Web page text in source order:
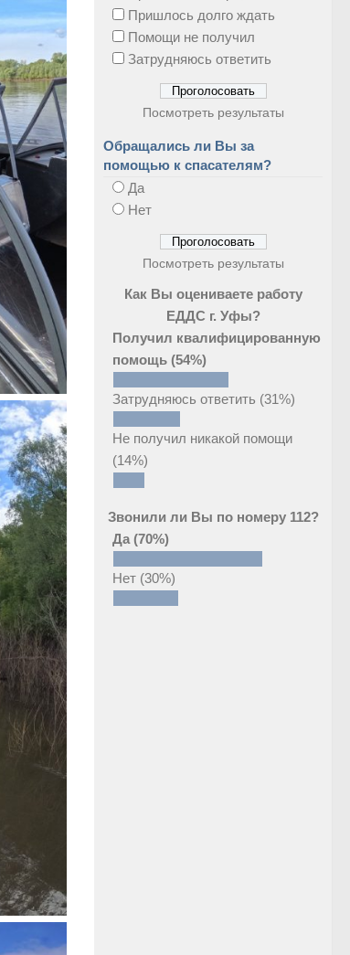
Пришлось долго ждать
Помощи не получил
Затрудняюсь ответить
Посмотреть результаты
Обращались ли Вы за
помощью к спасателям?
Да
Нет
Посмотреть результаты
Как Вы оцениваете работу
ЕДДС г. Уфы?
Получил квалифицированную
помощь (54%)
Затрудняюсь ответить (31%)
Не получил никакой помощи
(14%)
Звонили ли Вы по номеру 112?
Да (70%)
Нет (30%)